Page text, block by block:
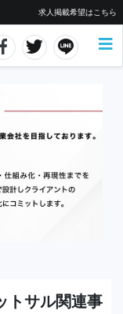
求人掲載希望はこちら
トサル関連事